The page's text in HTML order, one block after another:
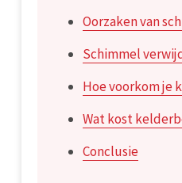
Oorzaken van
Schimmel
Hoe voorkom je
Wat kost
Conclusie